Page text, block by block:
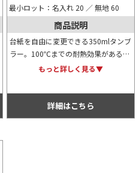
最小ロット：名入れ 20 ／ 無地 60
商品説明
台紙を自由に変更できる350mlタンブ
ラー。100℃までの耐熱効果がある
上、開閉式の飲み口が非常に便利。カ
ので、お好みでお選びください。
もっと詳しく見る▼
詳細はこちら